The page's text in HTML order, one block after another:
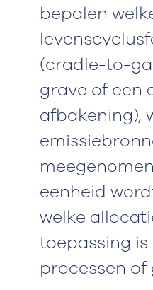
bepalen
(cradle-to-
grave of een
afbakening),
eenheid
welke
toepassing
processen